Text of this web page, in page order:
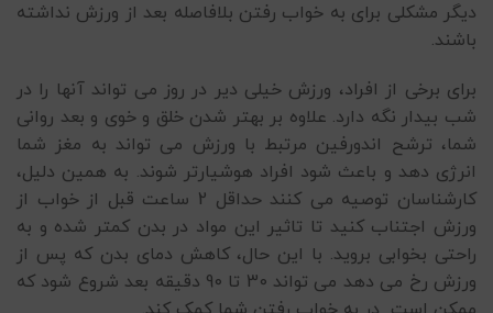
دیگر مشکلی برای به خواب رفتن بلافاصله بعد از ورزش نداشته
باشند.
برای برخی از افراد، ورزش خیلی دیر در روز می تواند آنها را در
شب بیدار نگه دارد. علاوه بر بهتر شدن خلق و خوی و بعد روانی
شما، ترشح اندورفین مرتبط با ورزش می تواند به مغز شما
انرژی دهد و باعث شود افراد هوشیارتر شوند. به همین دلیل،
کارشناسان توصیه می کنند حداقل 2 ساعت قبل از خواب از
ورزش اجتناب کنید تا تاثیر این مواد در بدن کمتر شده و به
راحتی بخوابی بروید. با این حال، کاهش دمای بدن که پس از
ورزش رخ می دهد می تواند 30 تا 90 دقیقه بعد شروع شود که